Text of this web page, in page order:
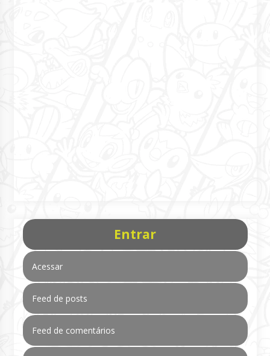
Entrar
Acessar
Feed de posts
Feed de comentários